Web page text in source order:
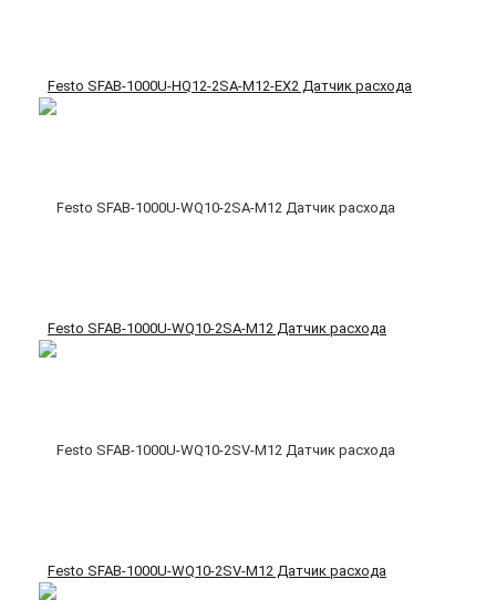
Festo SFAB-1000U-HQ12-2SA-M12-EX2 Датчик расхода
Festo SFAB-1000U-WQ10-2SA-M12 Датчик расхода
Festo SFAB-1000U-WQ10-2SV-M12 Датчик расхода